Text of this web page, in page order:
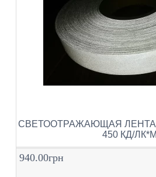
СВЕТООТРАЖАЮЩАЯ ЛЕНТА
450 КД/
940.00грн